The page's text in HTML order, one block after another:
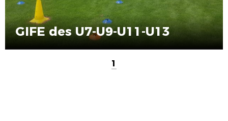
GIFE des U7-U9-U11-U13
1